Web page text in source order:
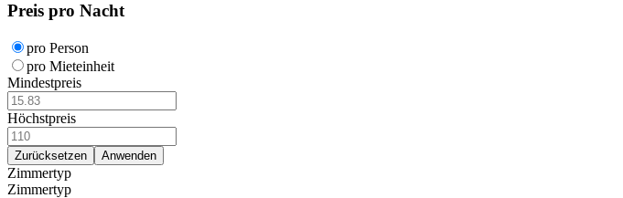
Preis pro Nacht
pro Person
pro Mieteinheit
Mindestpreis
Höchstpreis
Zimmertyp
Zimmertyp